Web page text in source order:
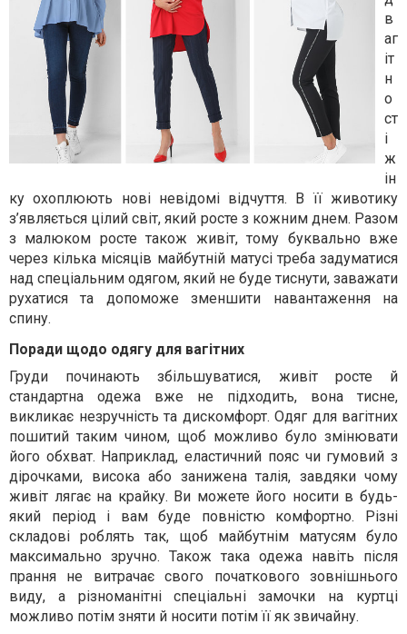
в
аг
іт
н
о
ст
і
ж
ін
ку охоплюють нові невідомі відчуття. В її животику
з’являється цілий світ, який росте з кожним днем. Разом
з малюком росте також живіт, тому буквально вже
через кілька місяців майбутній матусі треба задуматися
над спеціальним одягом, який не буде тиснути, заважати
рухатися та допоможе зменшити навантаження на
спину.
Поради щодо одягу для вагітних
Груди починають збільшуватися, живіт росте й
стандартна одежа вже не підходить, вона тисне,
викликає незручність та дискомфорт. Одяг для вагітних
пошитий таким чином, щоб можливо було змінювати
його обхват. Наприклад, еластичний пояс чи гумовий з
дірочками, висока або занижена талія, завдяки чому
живіт лягає на крайку. Ви можете його носити в будь-
який період і вам буде повністю комфортно. Різні
складові роблять так, щоб майбутнім матусям було
максимально зручно. Також така одежа навіть після
прання не витрачає свого початкового зовнішнього
виду, а різноманітні спеціальні замочки на куртці
можливо потім зняти й носити потім її як звичайну.